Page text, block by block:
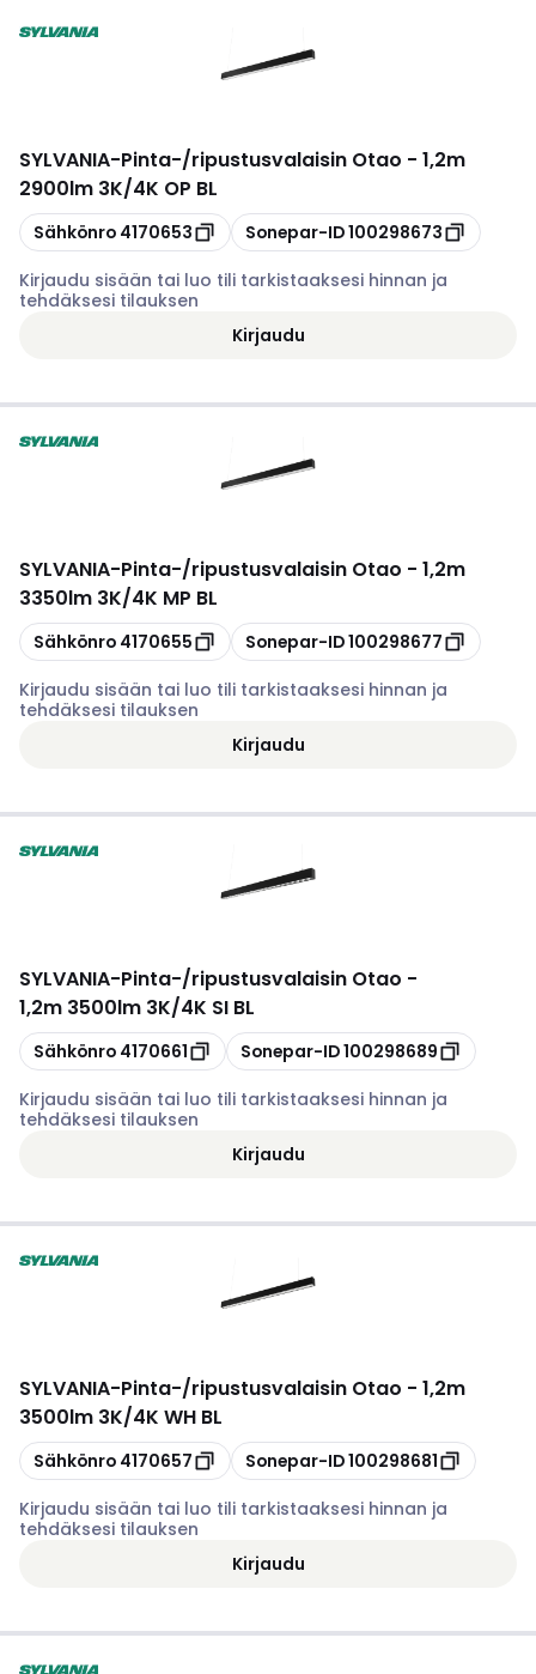
SYLVANIA-Pinta-/ripustusvalaisin Otao - 1,2m
2900lm 3K/4K OP BL
Kopioi
Sähkönro 4170653 Kopioi
Sonepar-ID100298673
Kirjaudu sisään tai luo tili tarkistaaksesi hinnan ja
tehdäksesi tilauksen
Kirjaudu
SYLVANIA-Pinta-/ripustusvalaisin Otao - 1,2m
3350lm 3K/4K MP BL
Kopioi
Sähkönro 4170655 Kopioi
Sonepar-ID100298677
Kirjaudu sisään tai luo tili tarkistaaksesi hinnan ja
tehdäksesi tilauksen
Kirjaudu
SYLVANIA-Pinta-/ripustusvalaisin Otao -
1,2m 3500lm 3K/4K SI BL
Kopioi
Sähkönro 4170661 Kopioi
Sonepar-ID100298689
Kirjaudu sisään tai luo tili tarkistaaksesi hinnan ja
tehdäksesi tilauksen
Kirjaudu
SYLVANIA-Pinta-/ripustusvalaisin Otao - 1,2m
3500lm 3K/4K WH BL
Kopioi
Sähkönro 4170657 Kopioi
Sonepar-ID100298681
Kirjaudu sisään tai luo tili tarkistaaksesi hinnan ja
tehdäksesi tilauksen
Kirjaudu